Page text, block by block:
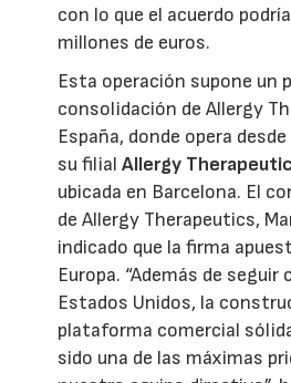
con lo que el acuerdo
millones de euros.
Esta operación supone un
consolidación de Allergy
España, donde opera
su filialAllergy
ubicada en Barcelona. El
de Allergy Therapeutics,
indicado que la firma
Europa. “Además de seguir
Estados Unidos, la
plataforma comercial
sido una de las máximas